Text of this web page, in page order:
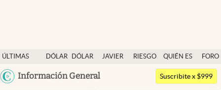
ÚLTIMAS
NOTICIAS
DÓLAR
DÓLAR
JAVIER
RIESGO
QUIÉN ES
QUIÉN
FORO
Argentina
Información General
Dólar
Members Suscribite x $999